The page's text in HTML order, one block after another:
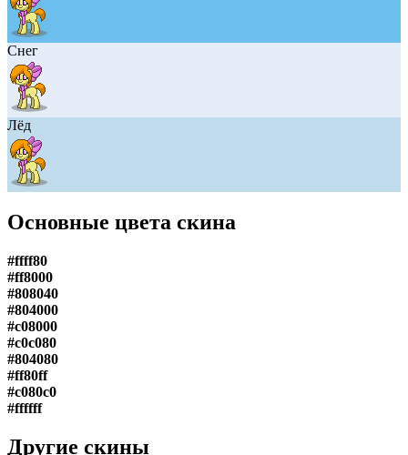
Снег
Лёд
Основные цвета скина
#ffff80
#ff8000
#808040
#804000
#c08000
#c0c080
#804080
#ff80ff
#c080c0
#ffffff
Другие скины